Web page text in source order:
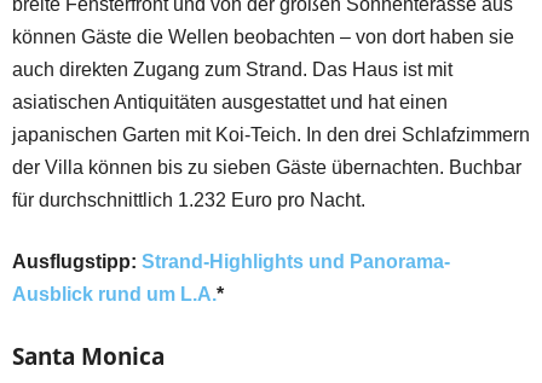
können Gäste die Wellen beobachten – von dort haben sie
auch direkten Zugang zum Strand. Das Haus ist mit
asiatischen Antiquitäten ausgestattet und hat einen
japanischen Garten mit Koi-Teich. In den drei Schlafzimmern
der Villa können bis zu sieben Gäste übernachten. Buchbar
für durchschnittlich 1.232 Euro pro Nacht.
Ausflugstipp: Strand-Highlights und Panorama-
Ausblick rund um L.A.*
Santa Monica